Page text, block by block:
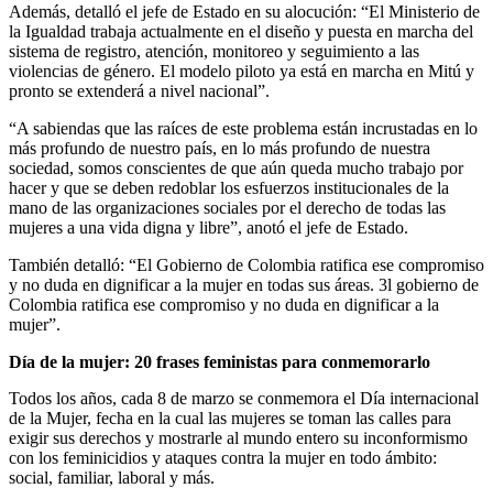
Además, detalló el jefe de Estado en su alocución: “El Ministerio de
la Igualdad trabaja actualmente en el diseño y puesta en marcha del
sistema de registro, atención, monitoreo y seguimiento a las
violencias de género. El modelo piloto ya está en marcha en Mitú y
pronto se extenderá a nivel nacional”.
“A sabiendas que las raíces de este problema están incrustadas en lo
más profundo de nuestro país, en lo más profundo de nuestra
sociedad, somos conscientes de que aún queda mucho trabajo por
hacer y que se deben redoblar los esfuerzos institucionales de la
mano de las organizaciones sociales por el derecho de todas las
mujeres a una vida digna y libre”, anotó el jefe de Estado.
También detalló: “El Gobierno de Colombia ratifica ese compromiso
y no duda en dignificar a la mujer en todas sus áreas. 3l gobierno de
Colombia ratifica ese compromiso y no duda en dignificar a la
mujer”.
Día de la mujer: 20 frases feministas para conmemorarlo
Todos los años, cada 8 de marzo se conmemora el Día internacional
de la Mujer, fecha en la cual las mujeres se toman las calles para
exigir sus derechos y mostrarle al mundo entero su inconformismo
con los feminicidios y ataques contra la mujer en todo ámbito:
social, familiar, laboral y más.